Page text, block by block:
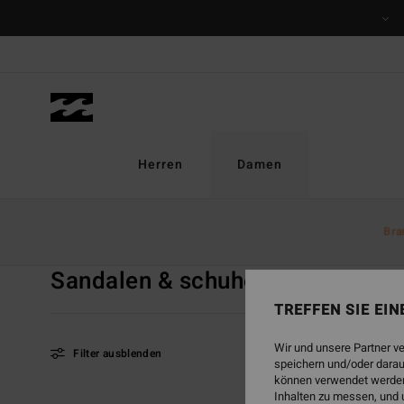
springen
Herren Damen
Sandalen & schuhe
Filter ausblenden
TREFFEN SIE
Wir und unsere Partner
speichern und/oder
können verwendet
Inhalten zu messen, und